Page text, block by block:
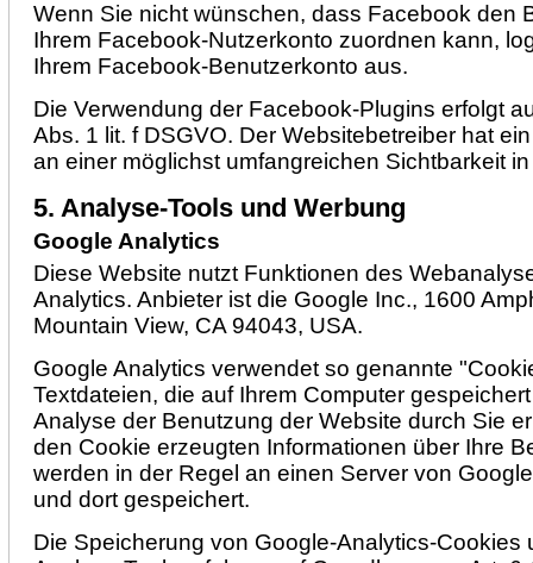
Wenn Sie nicht wünschen, dass Facebook den
Ihrem Facebook-Nutzerkonto zuordnen kann,
Ihrem Facebook-Benutzerkonto aus.
Die Verwendung der Facebook-Plugins erfolgt
Abs. 1 lit. f DSGVO. Der Websitebetreiber hat
an einer möglichst umfangreichen Sichtbarkeit
5. Analyse-Tools und Werbung
Google Analytics
Diese Website nutzt Funktionen des
Analytics. Anbieter ist die Google Inc., 1600
Mountain View, CA 94043, USA.
Google Analytics verwendet so genannte
Textdateien, die auf Ihrem Computer
Analyse der Benutzung der Website durch Sie
den Cookie erzeugten Informationen über Ihre
werden in der Regel an einen Server von
und dort gespeichert.
Die Speicherung von Google-Analytics-Cookies